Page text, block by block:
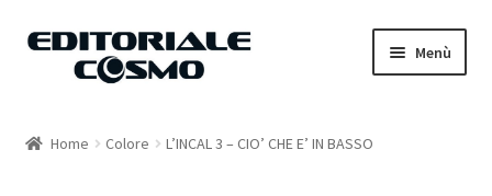
Vai
Vai
Menù
Home Colore L’INCAL 3 – CIO’ CHE E’ IN BASSO